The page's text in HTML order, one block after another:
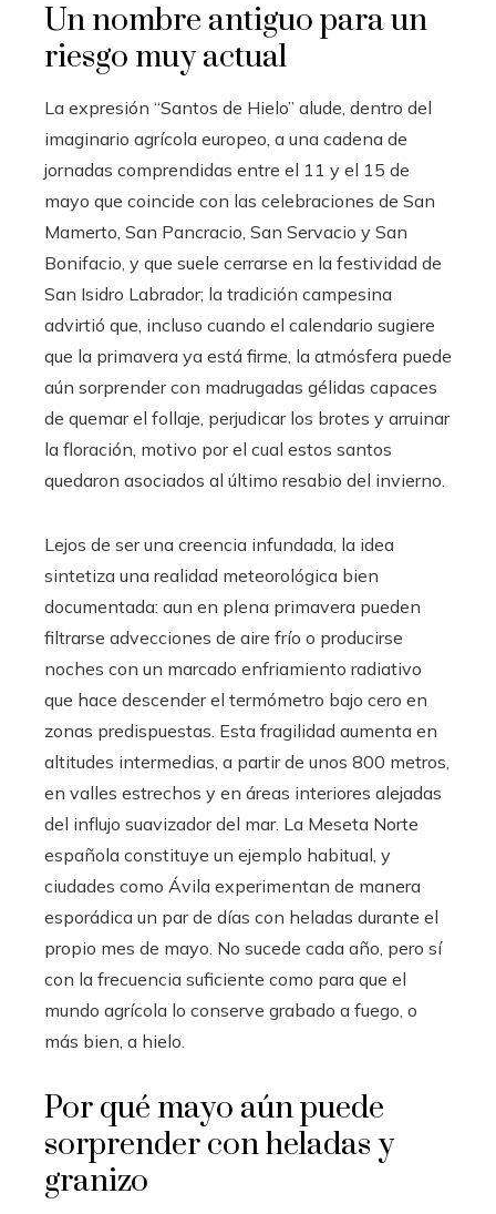
Un nombre antiguo para un
riesgo muy actual
La expresión “Santos de Hielo” alude, dentro del
imaginario agrícola europeo, a una cadena de
jornadas comprendidas entre el 11 y el 15 de
mayo que coincide con las celebraciones de San
Mamerto, San Pancracio, San Servacio y San
Bonifacio, y que suele cerrarse en la festividad de
San Isidro Labrador; la tradición campesina
advirtió que, incluso cuando el calendario sugiere
que la primavera ya está firme, la atmósfera puede
aún sorprender con madrugadas gélidas capaces
de quemar el follaje, perjudicar los brotes y arruinar
la floración, motivo por el cual estos santos
quedaron asociados al último resabio del invierno.
Lejos de ser una creencia infundada, la idea
sintetiza una realidad meteorológica bien
documentada: aun en plena primavera pueden
filtrarse advecciones de aire frío o producirse
noches con un marcado enfriamiento radiativo
que hace descender el termómetro bajo cero en
zonas predispuestas. Esta fragilidad aumenta en
altitudes intermedias, a partir de unos 800 metros,
en valles estrechos y en áreas interiores alejadas
del influjo suavizador del mar. La Meseta Norte
española constituye un ejemplo habitual, y
ciudades como Ávila experimentan de manera
esporádica un par de días con heladas durante el
propio mes de mayo. No sucede cada año, pero sí
con la frecuencia suficiente como para que el
mundo agrícola lo conserve grabado a fuego, o
más bien, a hielo.
Por qué mayo aún puede
sorprender con heladas y
granizo